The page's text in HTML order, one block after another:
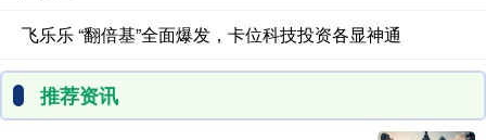
飞乐乐 “翻倍基”全面爆发，卡位科技投资各显神通
推荐资讯